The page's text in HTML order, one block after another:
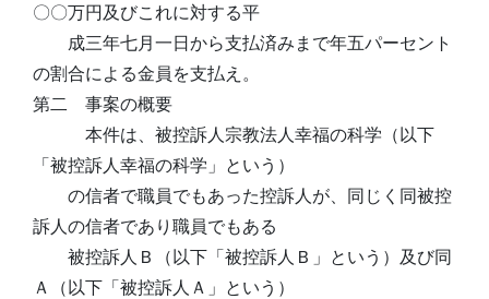
〇〇万円及びこれに対する平
成三年七月一日から支払済みまで年五パーセント
の割合による金員を支払え。
第二 事案の概要
本件は、被控訴人宗教法人幸福の科学（以下
「被控訴人幸福の科学」という）
の信者で職員でもあった控訴人が、同じく同被控
訴人の信者であり職員でもある
被控訴人Ｂ（以下「被控訴人Ｂ」という）及び同
Ａ（以下「被控訴人Ａ」という）